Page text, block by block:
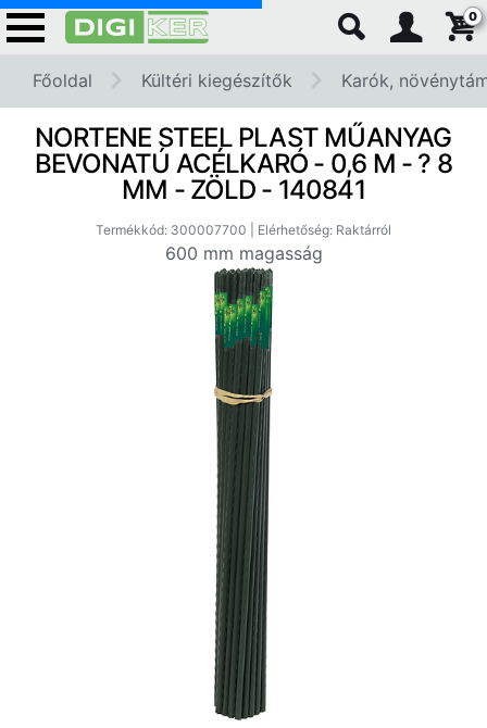
0
Főoldal Kültéri kiegészítők Karók,
NORTENE STEEL PLAST MŰANYAG
BEVONATÚ ACÉLKARÓ - 0,6 M - ? 8
MM - ZÖLD - 140841
Termékkód: 300007700 | Elérhetőség: Raktárról
600 mm magasság